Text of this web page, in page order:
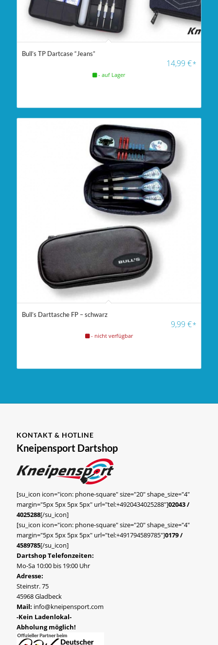
Bull’s TP Dartcase “Jeans”
14,99€*
- auf Lager
Bull’s Darttasche FP – schwarz
9,99€*
- nicht verfügbar
KONTAKT & HOTLINE
Kneipensport Dartshop
[su_icon icon="icon: phone-square" size="20" shape_size="4"
margin="5px 5px 5px 5px" url="tel:+4920434025288"]02043 /
4025288[/su_icon]
[su_icon icon="icon: phone-square" size="20" shape_size="4"
margin="5px 5px 5px 5px" url="tel:+491794589785"]0179 /
4589785[/su_icon]
Dartshop Telefonzeiten:
Mo-Sa 10:00 bis 19:00 Uhr
Adresse:
Steinstr. 75
45968 Gladbeck
Mail: info@kneipensport.com
-Kein Ladenlokal-
Abholung möglich!